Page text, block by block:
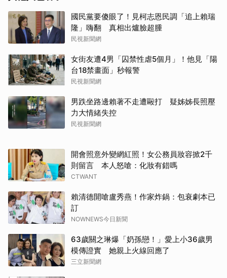
國民黨要傻眼了！見柯志恩民調「追上賴瑞
隆」嗨翻 真相出爐臉超腫
民視新聞網
女街友遭4男「囚禁性虐5個月」！他見「陽
台18禁畫面」秒報警
民視新聞網
男跌坐路邊賴著不走遭毆打 疑姊姊長照壓
力大情緒失控
民視新聞網
開會照意外變網紅照！女公務員妝容掀2千
則留言 本人怒嗆：化妝有錯嗎
CTWANT
賴清德開嗆盧秀燕！作家炸鍋：包衰劇本已
訂
NOWNEWS今日新聞
63歲關之琳爆「奶孫戀！」愛上小36歲男
模傳證實 她親上火線回應了
三立新聞網